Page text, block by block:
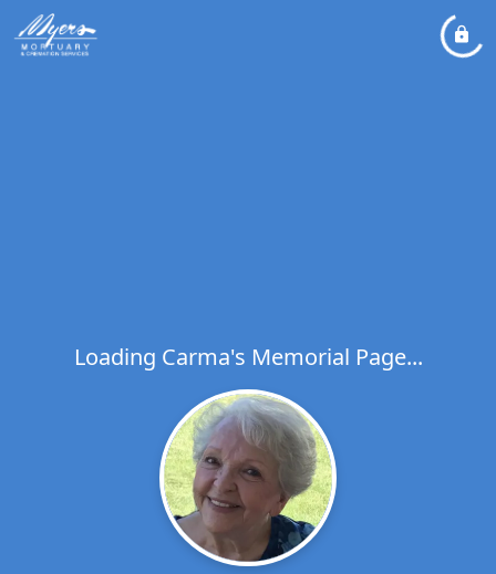
Loading Carma's Memorial Page...